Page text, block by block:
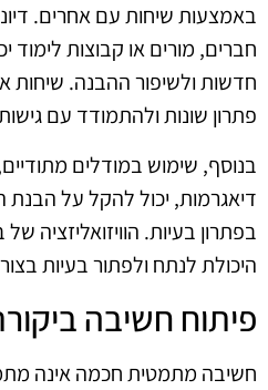
באמצעות שיחות עם אחרים.
חברים, מורים או קבוצות לימוד
חדשות ולשיפור ההבנה. שיחות
פתרון שונות ולהתמודד עם גישות
בנוסף, שימוש במודלים
דיאגרמות, יכול להקל על הבנת
בפתרון בעיות.
היכולת לנתח ולפתור בעיות
פיתוח חשיבה
חשיבה מתמטית חכמה אינה